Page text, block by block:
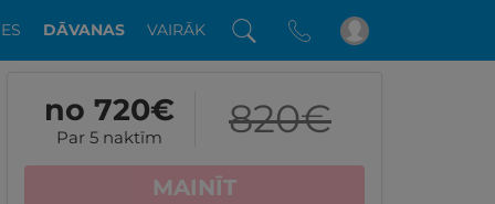
DĀVANAS VAIRĀK
no 720€
Par 5 naktīm 820€
MAINĪT